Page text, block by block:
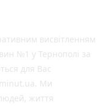
висвітленням
№1 у Тернополі за
для Вас
Ми
життя